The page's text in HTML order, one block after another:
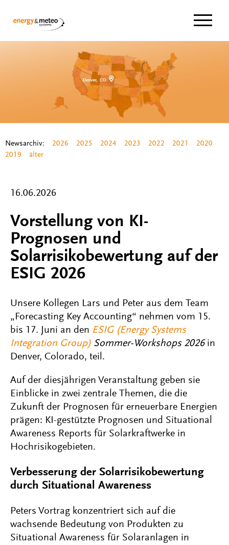
Newsarchiv: 2026 2025 2024 2023 2022 2021
2020
2019
älter
16.06.2026
Vorstellung von KI-
Prognosen und
Solarrisikobewertung auf der
ESIG 2026
Unsere Kollegen Lars und Peter aus dem Team
„Forecasting Key Accounting“ nehmen vom 15.
bis 17. Juni an den ESIG (Energy Systems
Integration Group) Sommer-Workshops 2026in
Denver, Colorado, teil.
Auf der diesjährigen Veranstaltung geben sie
Einblicke in zwei zentrale Themen, die die
Zukunft der Prognosen für erneuerbare Energien
prägen: KI-gestützte Prognosen und Situational
Awareness Reports für Solarkraftwerke in
Hochrisikogebieten.
Verbesserung der Solarrisikobewertung
durch Situational Awareness
Peters Vortrag konzentriert sich auf die
wachsende Bedeutung von Produkten zu
Situational Awareness für Solaranlagen in